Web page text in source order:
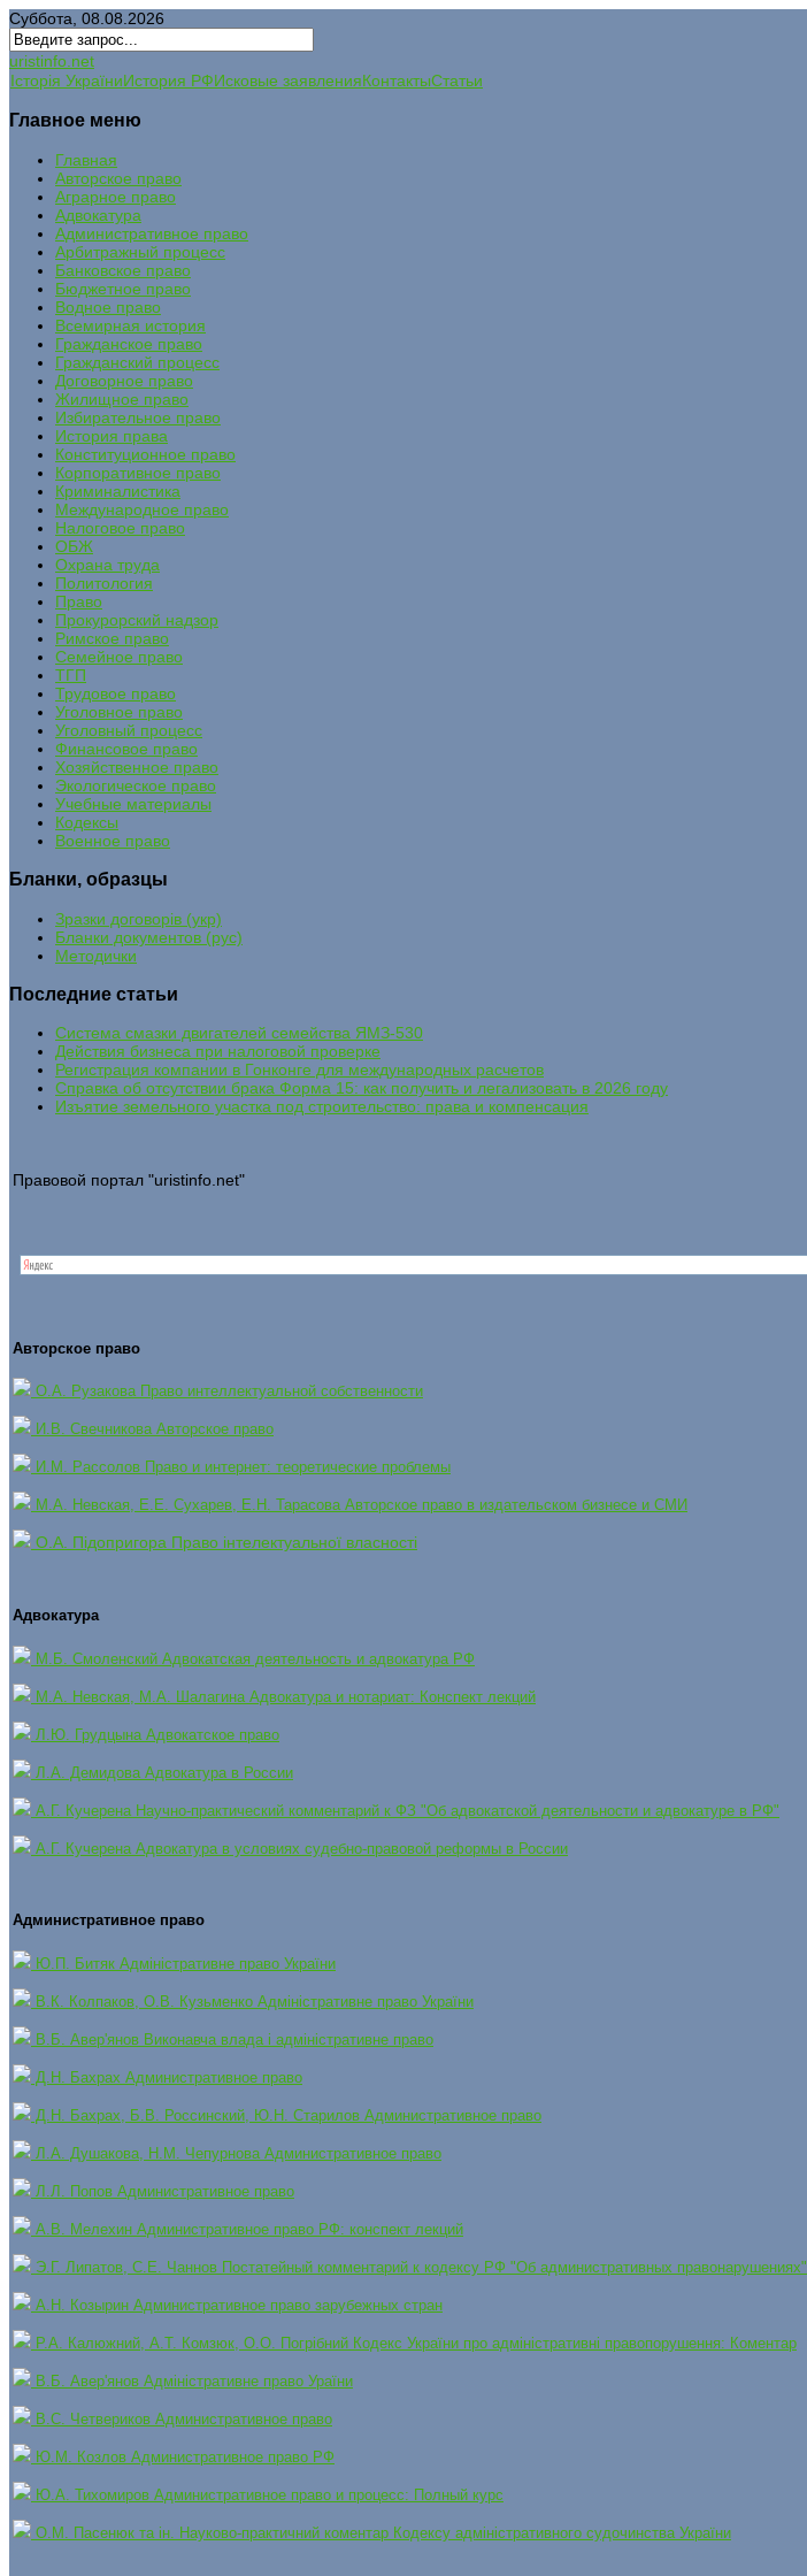
Суббота, 08.08.2026
uristinfo.net
Історія УкраїниИстория РФИсковые заявленияКонтактыСтатьи
Главное меню
Главная
Авторское право
Аграрное право
Адвокатура
Административное право
Арбитражный процесс
Банковское право
Бюджетное право
Водное право
Всемирная история
Гражданское право
Гражданский процесс
Договорное право
Жилищное право
Избирательное право
История права
Конституционное право
Корпоративное право
Криминалистика
Международное право
Налоговое право
ОБЖ
Охрана труда
Политология
Право
Прокурорский надзор
Римское право
Семейное право
ТГП
Трудовое право
Уголовное право
Уголовный процесс
Финансовое право
Хозяйственное право
Экологическое право
Учебные материалы
Кодексы
Военное право
Бланки, образцы
Зразки договорів (укр)
Бланки документов (рус)
Методички
Последние статьи
Система смазки двигателей семейства ЯМЗ-530
Действия бизнеса при налоговой проверке
Регистрация компании в Гонконге для международных расчетов
Справка об отсутствии брака Форма 15: как получить и легализовать в 2026 году
Изъятие земельного участка под строительство: права и компенсация
Правовой портал "uristinfo.net"
Авторское право
О.А. Рузакова Право интеллектуальной собственности
И.В. Свечникова Авторское право
И.М. Рассолов Право и интернет: теоретические проблемы
М.А. Невская, Е.Е. Сухарев, Е.Н. Тарасова Авторское право в издательском бизнесе и СМИ
О.А. Підопригора Право інтелектуальної власності
Адвокатура
М.Б. Смоленский Адвокатская деятельность и адвокатура РФ
М.А. Невская, М.А. Шалагина Адвокатура и нотариат: Конспект лекций
Л.Ю. Грудцына Адвокатское право
Л.А. Демидова Адвокатура в России
А.Г. Кучерена Научно-практический комментарий к ФЗ "Об адвокатской деятельности и адвокатуре в РФ"
А.Г. Кучерена Адвокатура в условиях судебно-правовой реформы в России
Административное право
Ю.П. Битяк Адміністративне право України
В.К. Колпаков, О.В. Кузьменко Адміністративне право України
В.Б. Авер'янов Виконавча влада і адміністративне право
Д.Н. Бахрах Административное право
Д.Н. Бахрах, Б.В. Россинский, Ю.Н. Старилов Административное право
Л.А. Душакова, Н.М. Чепурнова Административное право
Л.Л. Попов Административное право
А.В. Мелехин Административное право РФ: конспект лекций
Э.Г. Липатов, С.Е. Чаннов Постатейный комментарий к кодексу РФ "Об административных правонарушениях"
А.Н. Козырин Административное право зарубежных стран
Р.А. Калюжний, А.Т. Комзюк, О.О. Погрібний Кодекс України про адміністративні правопорушення: Коментар
В.Б. Авер'янов Адміністративне право Ураїни
В.С. Четвериков Административное право
Ю.М. Козлов Административное право РФ
Ю.А. Тихомиров Административное право и процесс: Полный курс
О.М. Пасенюк та ін. Науково-практичний коментар Кодексу адміністративного судочинства України